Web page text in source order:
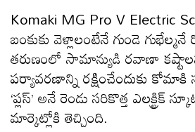
తెలంగాణ
ఆంధ్రప్రదేశ్
Komaki MG Pro V Electric
బంకుకు వెళ్లాలంటేనే గుండె
తరుణంలో సామాన్యుడి రవాణా
పర్యావరణాన్ని రక్షించేందుకు కోమాకి
‘ప్లస్’ అనే రెండు సరికొత్త ఎలక్ట్రిక్
మార్కెట్లోకి తెచ్చింది.